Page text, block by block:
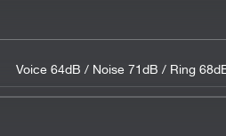
Voice 64dB / Noise 71dB / Ring